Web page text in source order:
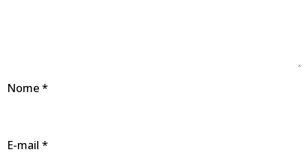
Nome*
E-mail *